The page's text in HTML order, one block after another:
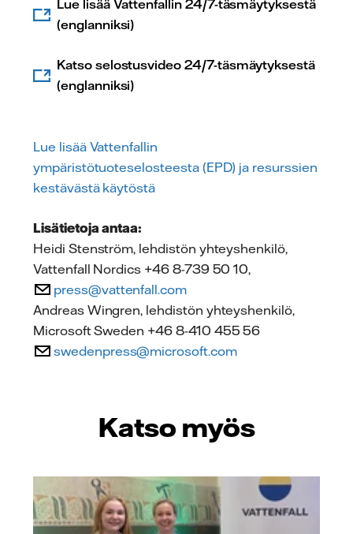
Lue lisää Vattenfallin 24/7-täsmäytyksestä
(englanniksi)
Katso selostusvideo 24/7-täsmäytyksestä
(englanniksi)
Lue lisää Vattenfallin
ympäristötuoteselosteesta (EPD) ja resurssien
kestävästä käytöstä
Lisätietoja antaa:
Heidi Stenström, lehdistön yhteyshenkilö,
Vattenfall Nordics +46 8-739 50 10,
press@vattenfall.com
Andreas Wingren, lehdistön yhteyshenkilö,
Microsoft Sweden +46 8-410 455 56
swedenpress@microsoft.com
Katso myös